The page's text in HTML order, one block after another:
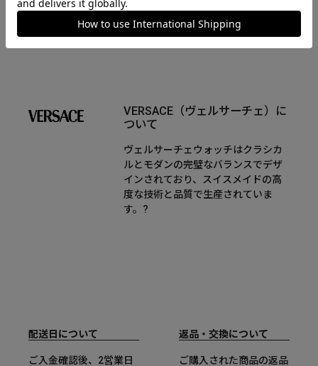
VERSACE（ヴェルサーチェ）に
ついて
ヴェルサーチェウォッチはクラシカ
ルとモダンの完璧なバランスでデザ
インされており、スイスメイドの高
度な技術と品質で生産されていま
す。?
配送日について
ご入金確認後、2営業日
返品・交換について
ご購入された商品の返品